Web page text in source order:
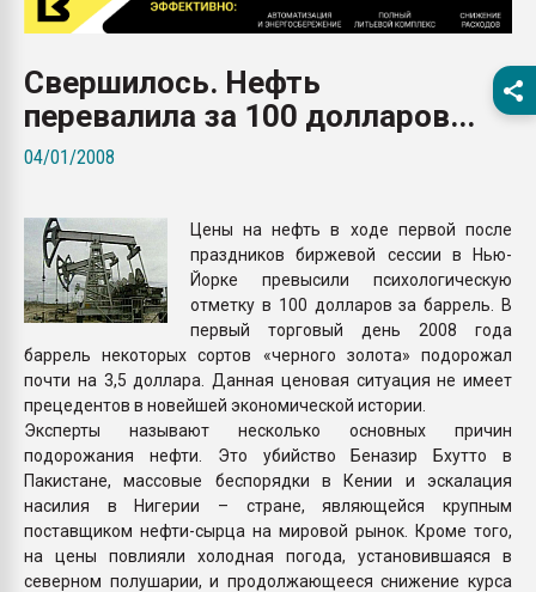
28.07.2026
28.07.2026
ситуацией на
ПЕРЕЙТИ НА
Свершилось. Нефть
перевалила за 100 долларов...
04/01/2008
Цены на нефть в ходе первой после
праздников биржевой сессии в Нью-
Йорке превысили психологическую
отметку в 100 долларов за баррель. В
первый торговый день 2008 года
баррель некоторых сортов «черного золота» подорожал
почти на 3,5 доллара. Данная ценовая ситуация не имеет
прецедентов в новейшей экономической истории.
Эксперты называют несколько основных причин
подорожания нефти. Это убийство Беназир Бхутто в
Пакистане, массовые беспорядки в Кении и эскалация
насилия в Нигерии – стране, являющейся крупным
поставщиком нефти-сырца на мировой рынок. Кроме того,
на цены повлияли холодная погода, установившаяся в
северном полушарии, и продолжающееся снижение курса